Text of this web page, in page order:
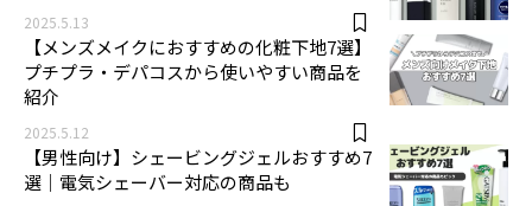
2025.5.13
【メンズメイクにおすすめの化粧下地7選】
プチプラ・デパコスから使いやすい商品を
紹介
2025.5.12
【男性向け】シェービングジェルおすすめ7
選｜電気シェーバー対応の商品も